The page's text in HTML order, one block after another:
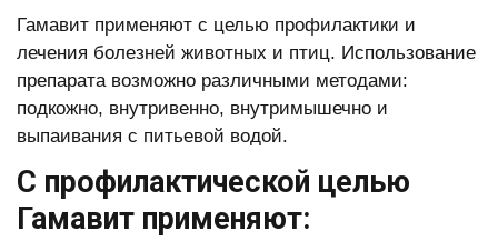
Гамавит применяют с целью профилактики и
лечения болезней животных и птиц. Использование
препарата возможно различными методами:
подкожно, внутривенно, внутримышечно и
выпаивания с питьевой водой.
С профилактической целью
Гамавит применяют: